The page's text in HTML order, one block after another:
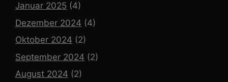
Januar 2025 (4)
Dezember 2024 (4)
Oktober 2024 (2)
September 2024 (2)
August 2024 (2)